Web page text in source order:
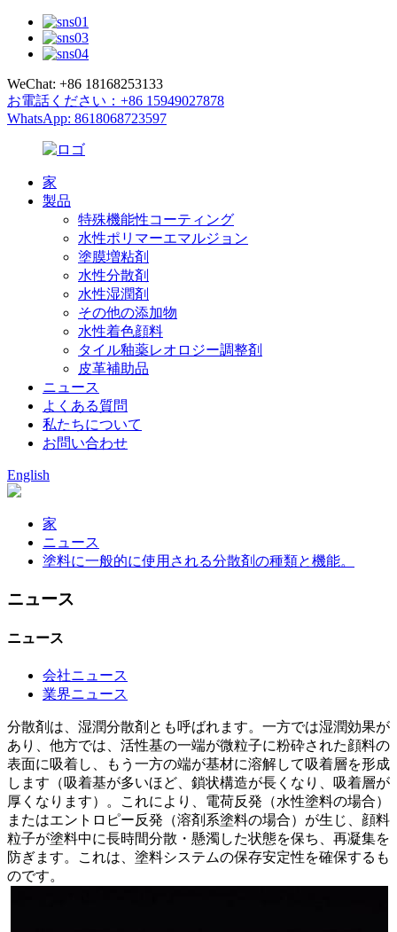
WeChat: +86 18168253133
お電話ください：+86 15949027878
WhatsApp: 8618068723597
家
製品
特殊機能性コーティング
水性ポリマーエマルジョン
塗膜増粘剤
水性分散剤
水性湿潤剤
その他の添加物
水性着色顔料
タイル釉薬レオロジー調整剤
皮革補助品
ニュース
よくある質問
私たちについて
お問い合わせ
English
家
ニュース
塗料に一般的に使用される分散剤の種類と機能。
ニュース
ニュース
会社ニュース
業界ニュース
分散剤は、湿潤分散剤とも呼ばれます。一方では湿潤効果が
あり、他方では、活性基の一端が微粒子に粉砕された顔料の
表面に吸着し、もう一方の端が基材に溶解して吸着層を形成
します（吸着基が多いほど、鎖状構造が長くなり、吸着層が
厚くなります）。これにより、電荷反発（水性塗料の場合）
またはエントロピー反発（溶剤系塗料の場合）が生じ、顔料
粒子が塗料中に長時間分散・懸濁した状態を保ち、再凝集を
防ぎます。これは、塗料システムの保存安定性を確保するも
のです。